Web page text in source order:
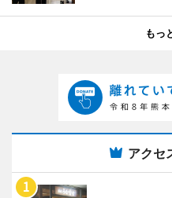
もっ
アクセ